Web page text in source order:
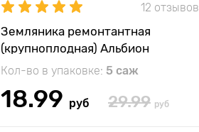
12 отзывов
Земляника ремонтантная
(крупноплодная) Альбион
Кол-во в упаковке: 5 саж
18.99 руб 29.99 руб